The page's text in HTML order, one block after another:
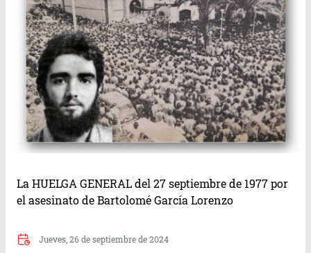
La HUELGA GENERAL del 27 septiembre de 1977 por
el asesinato de Bartolomé García Lorenzo
Jueves, 26 de septiembre de 2024